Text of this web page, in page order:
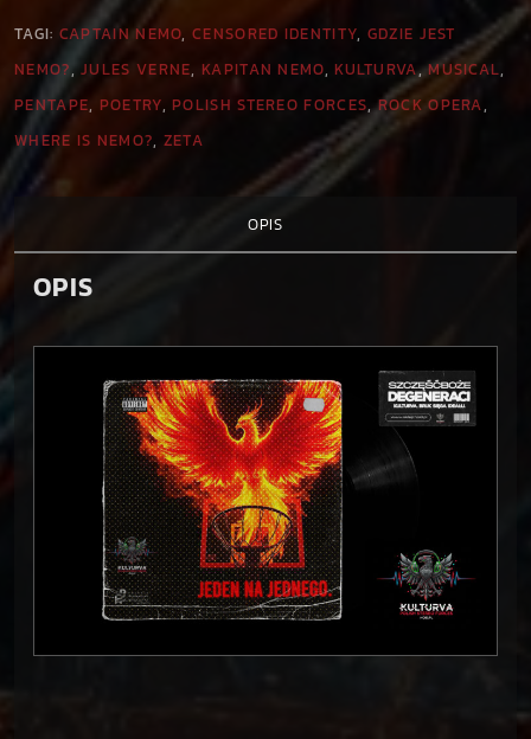
v
a
-
e
e
n
TAGI: CAPTAIN NEMO,CENSORED IDENTITY, GDZIE JEST
NEMO?,JULES VERNE,KAPITAN NEMO,KULTURVA,MUSICAL,
PENTAPE, POETRY,POLISH STEREO FORCES,ROCK OPERA,
WHERE IS NEMO?, ZETA
OPIS
OPIS